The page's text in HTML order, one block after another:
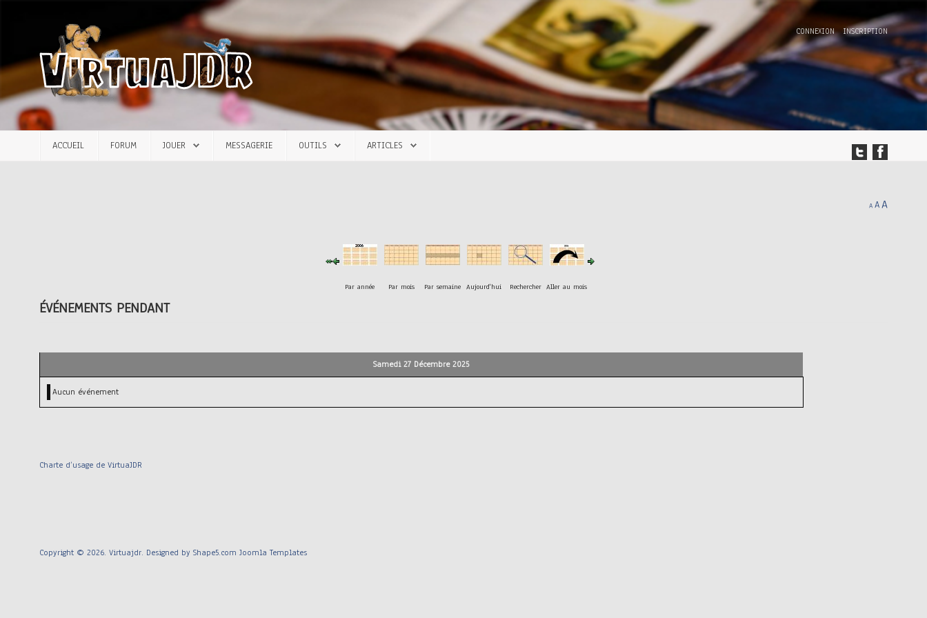
Accueil
Forum
CONNEXION INSCRIPTION
ACCUEIL FORUM JOUER MESSAGERIE OUTILS ARTICLES
A AA
Par année Par mois Par semaine Aujourd'hui Rechercher Aller au mois
ÉVÉNEMENTS PENDANT
Samedi 27 Décembre 2025
Aucun événement
Charte d’usage de VirtuaJDR
Copyright © 2026. Virtuajdr. Designed by Shape5.com Joomla Templates